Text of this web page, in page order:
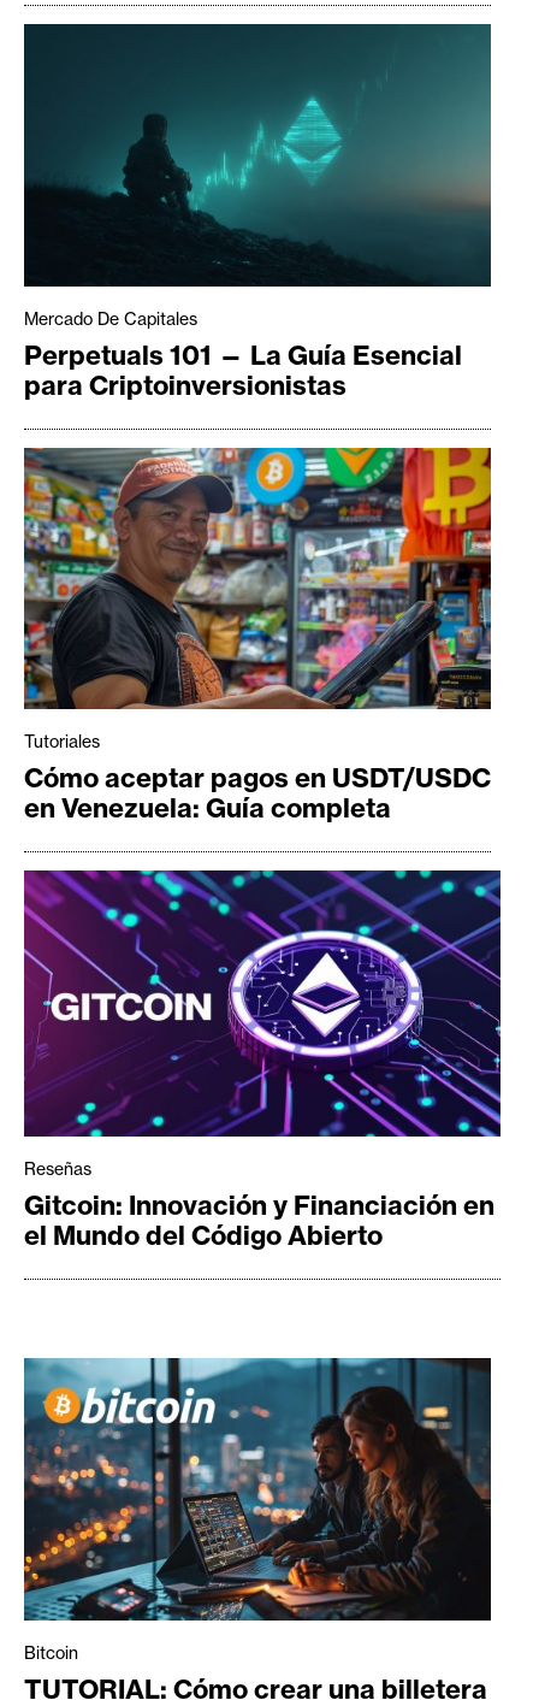
Mercado De Capitales
Perpetuals 101 — La Guía Esencial
para Criptoinversionistas
Tutoriales
Cómo aceptar pagos en USDT/USDC
en Venezuela: Guía completa
Reseñas
Gitcoin: Innovación y Financiación en
el Mundo del Código Abierto
Bitcoin
TUTORIAL: Cómo crear una billetera